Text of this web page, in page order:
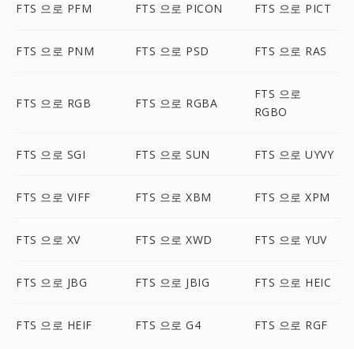
FTS 으로 PFM FTS 으로 PICON FTS 으로 PICT
FTS 으로 PNM FTS 으로 PSD FTS 으로 RAS
FTS 으로 RGB FTS 으로 RGBA
FTS 으로
RGBO
FTS 으로 SGI FTS 으로 SUN FTS 으로 UYVY
FTS 으로 VIFF FTS 으로 XBM FTS 으로 XPM
FTS 으로 XV FTS 으로 XWD FTS 으로 YUV
FTS 으로 JBG FTS 으로 JBIG FTS 으로 HEIC
FTS 으로 HEIF FTS 으로 G4 FTS 으로 RGF